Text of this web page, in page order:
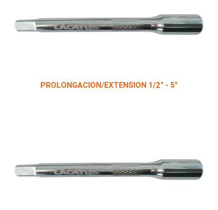
PROLONGACION/EXTENSION 1/2" - 5"